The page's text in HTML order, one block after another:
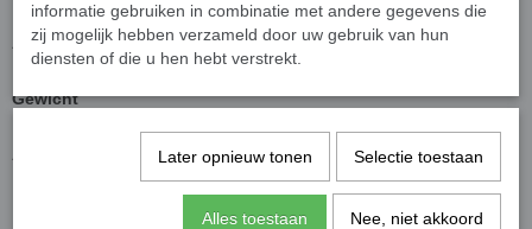
Plastic
Afmetingen
Gewicht
Aantal stuks in verpakking
informatie gebruiken in combinatie met andere gegevens die
zij mogelijk hebben verzameld door uw gebruik van hun
diensten of die u hen hebt verstrekt.
Later opnieuw tonen Selectie toestaan
Alles toestaan Nee, niet akkoord